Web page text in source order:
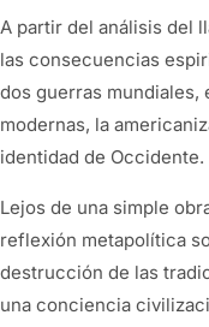
A partir del análisis del
las consecuencias
dos guerras mundiales,
modernas, la
identidad de Occidente.
Lejos de una simple
reflexión metapolítica
destrucción de las
una conciencia